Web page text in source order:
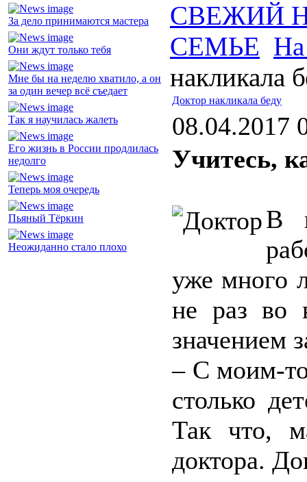
За дело принимаются мастера
Они ждут только тебя
Мне бы на неделю хватило, а он
за один вечер всё съедает
Так я научилась жалеть
Его жизнь в России продлилась
недолго
Теперь моя очередь
Пьяный Тёркин
Неожиданно стало плохо
СВЕЖИЙ
СЕМЬЕ На
накликала
Доктор накликала беду
08.04.2017
Учитесь,
В
уже много
не раз во
значением
– С моим-
столько
Так что,
доктора.